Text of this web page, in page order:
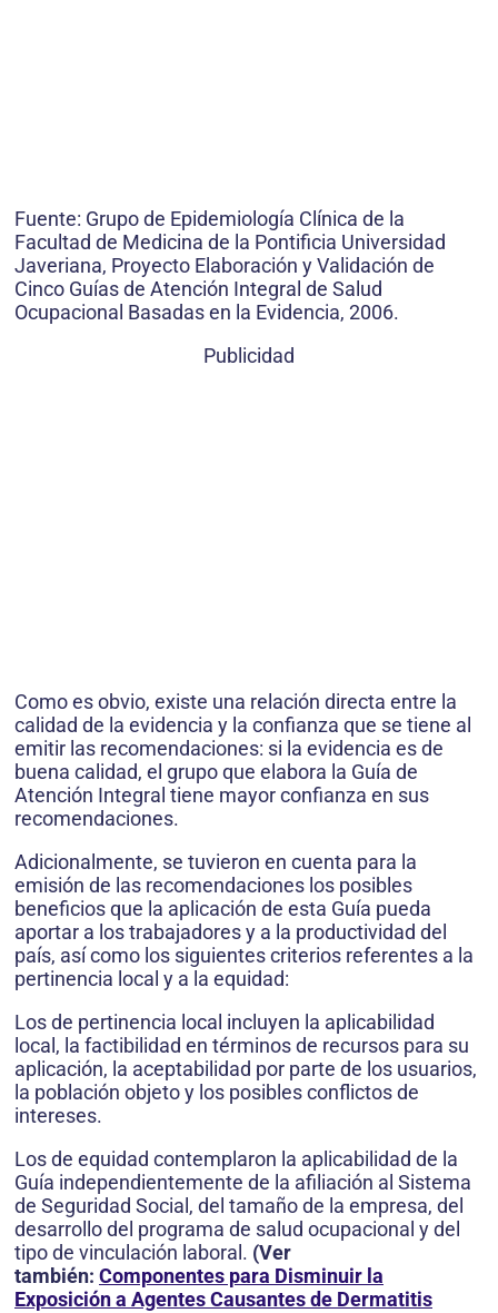
Fuente: Grupo de Epidemiología Clínica de la
Facultad de Medicina de la Pontificia Universidad
Javeriana, Proyecto Elaboración y Validación de
Cinco Guías de Atención Integral de Salud
Ocupacional Basadas en la Evidencia, 2006.
Publicidad
Como es obvio, existe una relación directa entre la
calidad de la evidencia y la confianza que se tiene al
emitir las recomendaciones: si la evidencia es de
buena calidad, el grupo que elabora la Guía de
Atención Integral tiene mayor confianza en sus
recomendaciones.
Adicionalmente, se tuvieron en cuenta para la
emisión de las recomendaciones los posibles
beneficios que la aplicación de esta Guía pueda
aportar a los trabajadores y a la productividad del
país, así como los siguientes criterios referentes a la
pertinencia local y a la equidad:
Los de pertinencia local incluyen la aplicabilidad
local, la factibilidad en términos de recursos para su
aplicación, la aceptabilidad por parte de los usuarios,
la población objeto y los posibles conflictos de
intereses.
Los de equidad contemplaron la aplicabilidad de la
Guía independientemente de la afiliación al Sistema
de Seguridad Social, del tamaño de la empresa, del
desarrollo del programa de salud ocupacional y del
tipo de vinculación laboral. (Ver
también: Componentes para Disminuir la
Exposición a Agentes Causantes de Dermatitis